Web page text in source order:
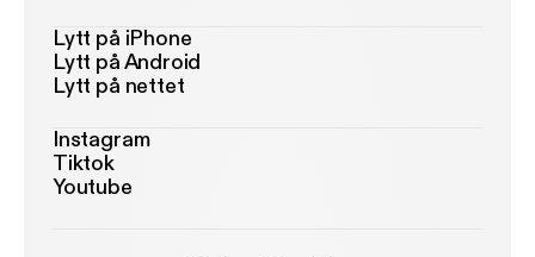
Lytt på iPhone
Lytt på Android
Lytt på nettet
Instagram
Tiktok
Youtube